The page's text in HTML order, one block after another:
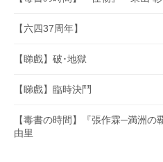
【六四37周年】
【睇戲】破･地獄
【睇戲】臨時決鬥
【毒書の時間】『張作霖─満洲
由里